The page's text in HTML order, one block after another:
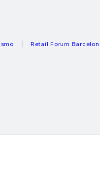
Retail Forum Barcelona 2026